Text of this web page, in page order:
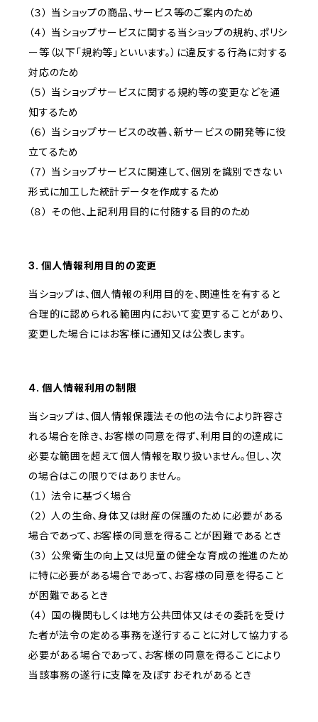
（３） 当ショップの商品、サービス等のご案内のため
（４） 当ショップサービスに関する当ショップの規約、ポリシ
ー等（以下「規約等」といいます。）に違反する行為に対する
対応のため
（５） 当ショップサービスに関する規約等の変更などを通
知するため
（６） 当ショップサービスの改善、新サービスの開発等に役
立てるため
（７） 当ショップサービスに関連して、個別を識別できない
形式に加工した統計データを作成するため
（８） その他、上記利用目的に付随する目的のため
3. 個人情報利用目的の変更
当ショップは、個人情報の利用目的を、関連性を有すると
合理的に認められる範囲内において変更することがあり、
変更した場合にはお客様に通知又は公表します。
4. 個人情報利用の制限
当ショップは、個人情報保護法その他の法令により許容さ
れる場合を除き、お客様の同意を得ず、利用目的の達成に
必要な範囲を超えて個人情報を取り扱いません。但し、次
の場合はこの限りではありません。
（１） 法令に基づく場合
（２） 人の生命、身体又は財産の保護のために必要がある
場合であって、お客様の同意を得ることが困難であるとき
（３） 公衆衛生の向上又は児童の健全な育成の推進のため
に特に必要がある場合であって、お客様の同意を得ること
が困難であるとき
（４） 国の機関もしくは地方公共団体又はその委託を受け
た者が法令の定める事務を遂行することに対して協力する
必要がある場合であって、お客様の同意を得ることにより
当該事務の遂行に支障を及ぼすおそれがあるとき